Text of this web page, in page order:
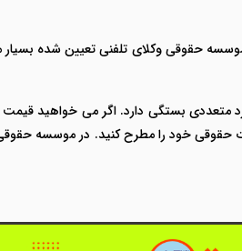
حقوقی وکلای تلفنی تعیین شده بسیار
گفته شد به موارد متعددی بستگی دارد. اگر می
حقوقی خود را مطرح کنید. در موسسه